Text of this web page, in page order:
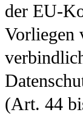
der EU-
Vorliegen
(Art. 44